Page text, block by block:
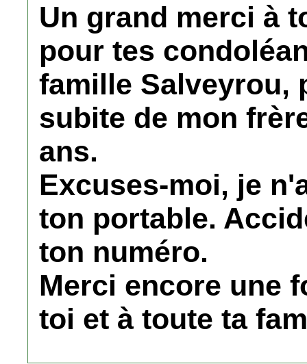
Un grand merci à
pour tes
famille Salveyrou,
subite de mon
ans.
Excuses-moi, je
ton portable.
ton numéro.
Merci encore une
toi et à toute ta